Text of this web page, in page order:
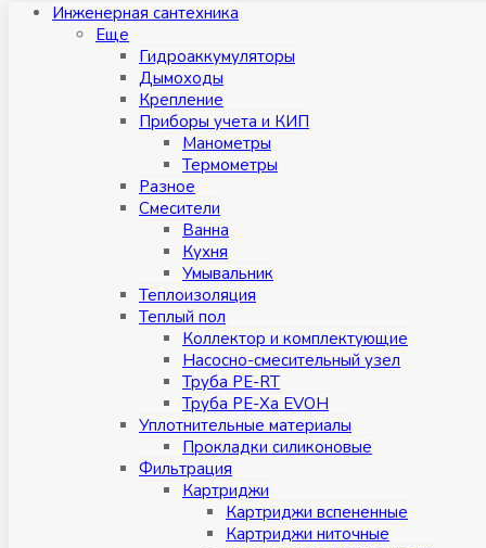
Инженерная сантехника
Eще
Гидроаккумуляторы
Дымоходы
Крепление
Приборы учета и КИП
Манометры
Термометры
Разное
Смесители
Ванна
Кухня
Умывальник
Теплоизоляция
Теплый пол
Коллектор и комплектующие
Насосно-смесительный узел
Труба PE-RT
Труба PE-Xa EVOH
Уплотнительные материалы
Прокладки силиконовые
Фильтрация
Картриджи
Картриджи вспененные
Картриджи ниточные